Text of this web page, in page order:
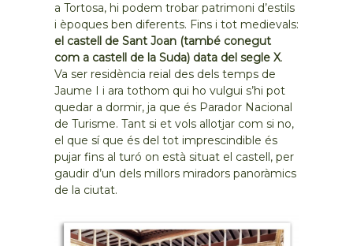
a Tortosa, hi podem trobar patrimoni d’estils
i èpoques ben diferents. Fins i tot medievals:
el castell de Sant Joan (també conegut
com a castell de la Suda) data del segle X.
Va ser residència reial des dels temps de
Jaume I i ara tothom qui ho vulgui s’hi pot
quedar a dormir, ja que és Parador Nacional
de Turisme. Tant si et vols allotjar com si no,
el que sí que és del tot imprescindible és
pujar fins al turó on està situat el castell, per
gaudir d’un dels millors miradors panoràmics
de la ciutat.